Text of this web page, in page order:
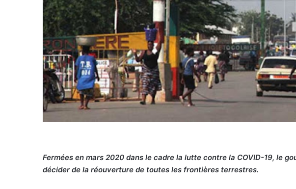
Fermées en mars 2020 dans le cadre la lutte contre la COVID-19, le
décider de la réouverture de toutes les frontières terrestres.